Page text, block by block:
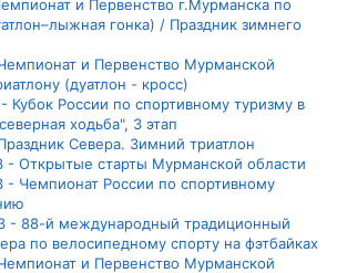
и Первенство г.Мурманска по
гонка) / Праздник зимнего
и Первенство Мурманской
(дуатлон - кросс)
Кубок России по спортивному туризму в
ходьба", 3 этап
Севера. Зимний триатлон
- Открытые старты Мурманской области
- Чемпионат России по спортивному
- 88-й международный традиционный
по велосипедному спорту на фэтбайках
и Первенство Мурманской